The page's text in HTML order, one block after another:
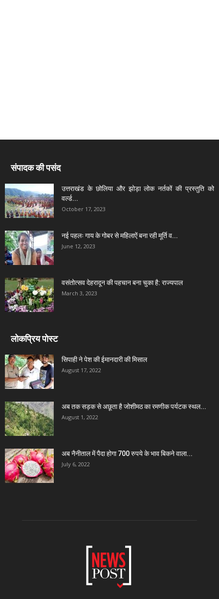
संपादक की पसंद
उत्तराखंड के छोलिया और झोड़ा लोक नर्तकों की प्रस्तुति को
वर्ल्ड...
October 17, 2023
नई पहलः गाय के गोबर से महिलाऐं बना रही मूर्ति व...
June 12, 2023
वसंतोत्सव देहरादून की पहचान बना चुका है: राज्यपाल
March 3, 2023
लोकप्रिय पोस्ट
सिपाही ने पेश की ईमानदारी की मिसाल
August 17, 2022
अब तक सड़क से अछूता है जोशीमठ का रमणीक पर्यटक स्थल...
August 1, 2022
अब नैनीताल में पैदा होगा 700 रुपये के भाव बिकने वाला...
July 6, 2022